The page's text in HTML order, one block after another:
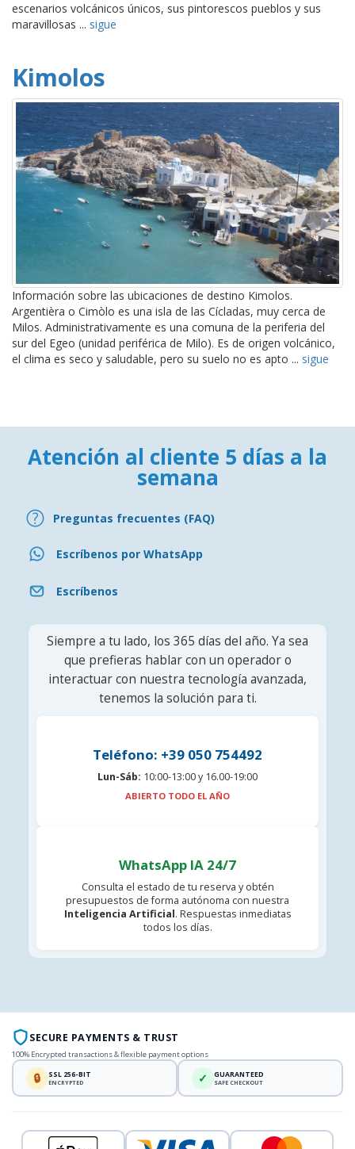
escenarios volcánicos únicos, sus pintorescos pueblos y sus
maravillosas ... sigue
Kimolos
Información sobre las ubicaciones de destino Kimolos.
Argentièra o Cimòlo es una isla de las Cícladas, muy cerca de
Milos. Administrativamente es una comuna de la periferia del
sur del Egeo (unidad periférica de Milo). Es de origen volcánico,
el clima es seco y saludable, pero su suelo no es apto ... sigue
Atención al cliente 5 días a la
semana
Preguntas frecuentes (FAQ)
Escríbenos por WhatsApp
Escríbenos
Siempre a tu lado, los 365 días del año. Ya sea
que prefieras hablar con un operador o
interactuar con nuestra tecnología avanzada,
tenemos la solución para ti.
Teléfono: +39 050 754492
Lun-Sáb: 10:00-13:00 y 16.00-19:00
ABIERTO TODO EL AÑO
WhatsApp IA 24/7
Consulta el estado de tu reserva y obtén
presupuestos de forma autónoma con nuestra
Inteligencia Artificial. Respuestas inmediatas
todos los días.
SECURE PAYMENTS & TRUST
100% Encrypted transactions & flexible payment options
🔒 SSL 256-BIT
ENCRYPTED ✓ GUARANTEED
SAFE CHECKOUT